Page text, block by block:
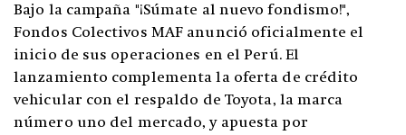
Bajo la campaña "¡Súmate al nuevo fondismo!",
Fondos Colectivos MAF anunció oficialmente el
inicio de sus operaciones en el Perú. El
lanzamiento complementa la oferta de crédito
vehicular con el respaldo de Toyota, la marca
número uno del mercado, y apuesta por